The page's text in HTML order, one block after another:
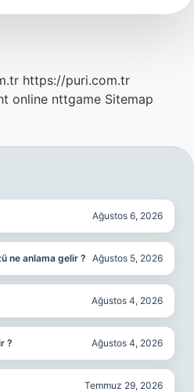
https://puri.com.tr
online nttgame Sitemap
Ağustos 6, 2026
ne anlama gelir ? Ağustos 5, 2026
Ağustos 4, 2026
? Ağustos 4, 2026
Temmuz 29, 2026